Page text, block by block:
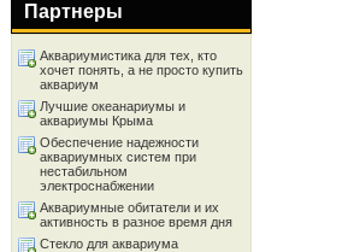
Партнеры
Аквариумистика для тех, кто
хочет понять, а не просто купить
аквариум
Лучшие океанариумы и
аквариумы Крыма
Обеспечение надежности
аквариумных систем при
нестабильном
электроснабжении
Аквариумные обитатели и их
активность в разное время дня
Стекло для аквариума